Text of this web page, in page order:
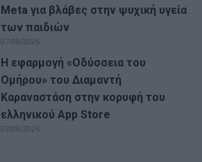
Meta για βλάβες στην ψυχική υγεία
των παιδιών
07/08/2026
Η εφαρμογή «Οδύσσεια του
Ομήρου» του Διαμαντή
Καραναστάση στην κορυφή του
ελληνικού App Store
07/08/2026